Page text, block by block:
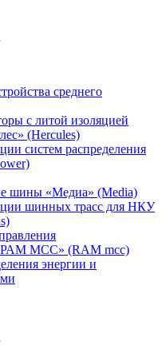
среднего
с литой изоляцией
(Hercules)
систем распределения
шины «Медиа» (Media)
шинных трасс для НКУ
«РАМ МСС» (RAM mcc)
энергии и